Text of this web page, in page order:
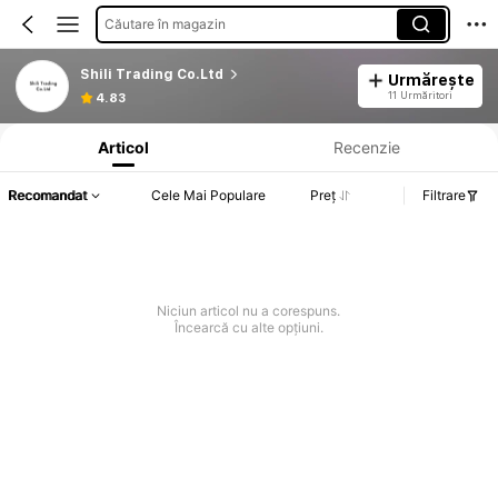
Căutare în magazin
Shili Trading Co.Ltd
4.83
Urmărește
11 Urmăritori
Informații despre produs: Divulgarea prețului, detalii privind vânzările și stocul.
Articol Recenzie
Recomandat Cele Mai Populare Preț Filtrare
Niciun articol nu a corespuns.
Încearcă cu alte opțiuni.